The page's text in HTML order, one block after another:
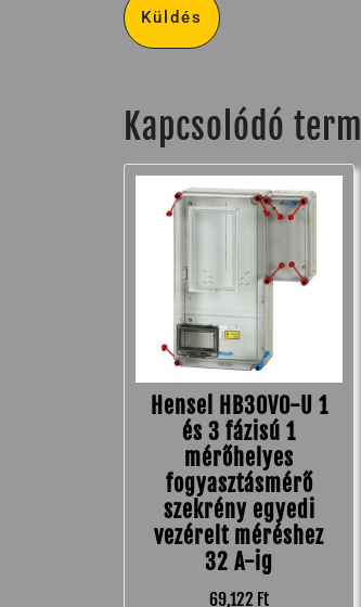
Kapcsolódó
Hensel HB30V0-U 1
és 3 fázisú 1
mérőhelyes
fogyasztásmérő
szekrény egyedi
vezérelt méréshez
32 A-ig
69,122 Ft